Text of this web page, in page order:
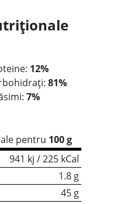
12%
81%
7%
pentru 100 g
941 kj / 225 kCal
1.8 g
45 g